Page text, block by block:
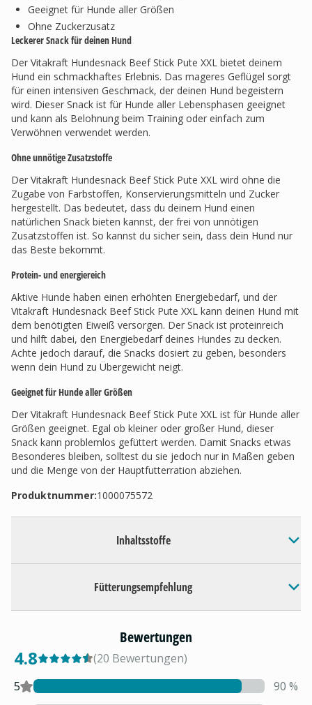
Geeignet für Hunde aller Größen
Ohne Zuckerzusatz
Leckerer Snack für deinen Hund
Der Vitakraft Hundesnack Beef Stick Pute XXL bietet deinem
Hund ein schmackhaftes Erlebnis. Das mageres Geflügel sorgt
für einen intensiven Geschmack, der deinen Hund begeistern
wird. Dieser Snack ist für Hunde aller Lebensphasen geeignet
und kann als Belohnung beim Training oder einfach zum
Verwöhnen verwendet werden.
Ohne unnötige Zusatzstoffe
Der Vitakraft Hundesnack Beef Stick Pute XXL wird ohne die
Zugabe von Farbstoffen, Konservierungsmitteln und Zucker
hergestellt. Das bedeutet, dass du deinem Hund einen
natürlichen Snack bieten kannst, der frei von unnötigen
Zusatzstoffen ist. So kannst du sicher sein, dass dein Hund nur
das Beste bekommt.
Protein- und energiereich
Aktive Hunde haben einen erhöhten Energiebedarf, und der
Vitakraft Hundesnack Beef Stick Pute XXL kann deinen Hund mit
dem benötigten Eiweiß versorgen. Der Snack ist proteinreich
und hilft dabei, den Energiebedarf deines Hundes zu decken.
Achte jedoch darauf, die Snacks dosiert zu geben, besonders
wenn dein Hund zu Übergewicht neigt.
Geeignet für Hunde aller Größen
Der Vitakraft Hundesnack Beef Stick Pute XXL ist für Hunde aller
Größen geeignet. Egal ob kleiner oder großer Hund, dieser
Snack kann problemlos gefüttert werden. Damit Snacks etwas
Besonderes bleiben, solltest du sie jedoch nur in Maßen geben
und die Menge von der Hauptfutterration abziehen.
Produktnummer:1000075572
Inhaltsstoffe
Fütterungsempfehlung
Bewertungen
4.8 (20 Bewertungen)
5
90 %